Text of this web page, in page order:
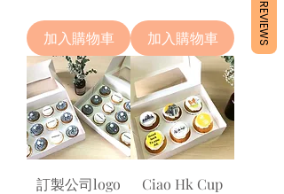
加入購物車 加入購物車
訂製公司logo
Ciao Hk Cup
REVIEWS